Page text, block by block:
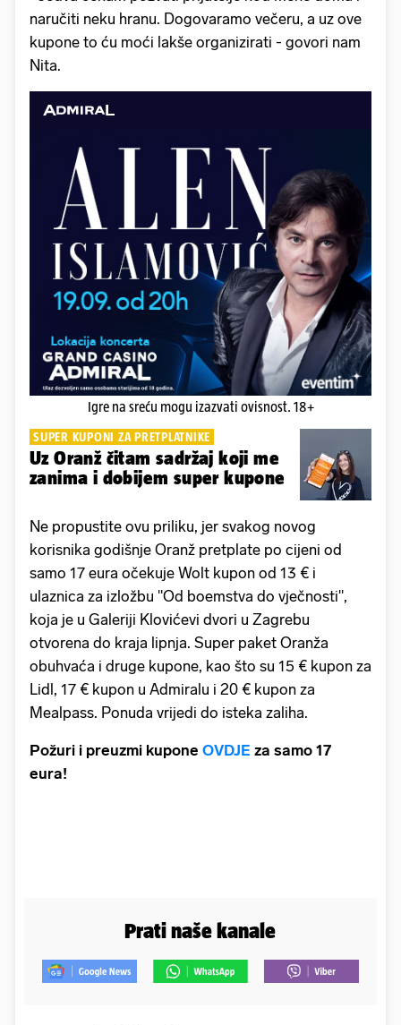
naručiti neku hranu. Dogovaramo večeru, a uz ove
kupone to ću moći lakše organizirati - govori nam
Nita.
Igre na sreću mogu izazvati ovisnost. 18+
SUPER KUPONI ZA PRETPLATNIKE
Uz Oranž čitam sadržaj koji me
zanima i dobijem super kupone
Ne propustite ovu priliku, jer svakog novog
korisnika godišnje Oranž pretplate po cijeni od
samo 17 eura očekuje Wolt kupon od 13 € i
ulaznica za izložbu "Od boemstva do vječnosti",
koja je u Galeriji Klovićevi dvori u Zagrebu
otvorena do kraja lipnja. Super paket Oranža
obuhvaća i druge kupone, kao što su 15 € kupon za
Lidl, 17 € kupon u Admiralu i 20 € kupon za
Mealpass. Ponuda vrijedi do isteka zaliha.
Požuri i preuzmi kupone OVDJE za samo 17
eura!
Prati naše kanale